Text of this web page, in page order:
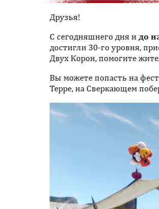
Друзья!
С сегодняшнего дня и до
достигли 30-го уровня,
Двух Корон, помогите
Вы можете попасть на
Терре, на Сверкающем